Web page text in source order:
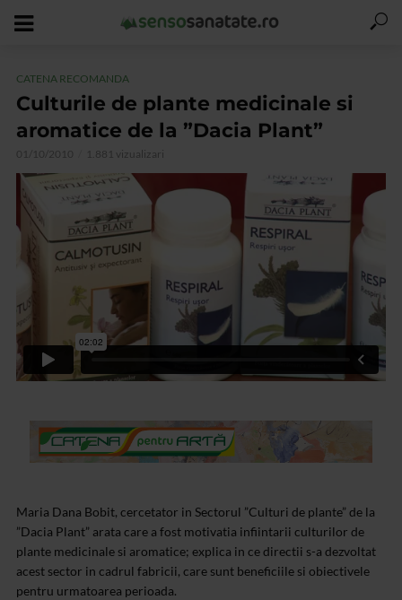
CATENA RECOMANDA
Culturile de plante medicinale si
aromatice de la ”Dacia Plant”
01/10/2010 1.881 vizualizari
Maria Dana Bobit, cercetator in Sectorul ”Culturi de plante” de la
”Dacia Plant” arata care a fost motivatia infiintarii culturilor de
plante medicinale si aromatice; explica in ce directii s-a dezvoltat
acest sector in cadrul fabricii, care sunt beneficiile si obiectivele
pentru urmatoarea perioada.